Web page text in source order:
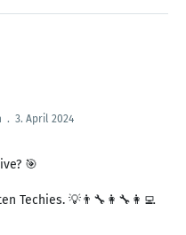
. 3. April 2024
🎯
Techies. 💡👨‍🔧👩‍🔧👩‍💻